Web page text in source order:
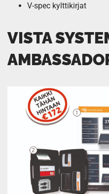
V-spec kylttikirjat
VISTA